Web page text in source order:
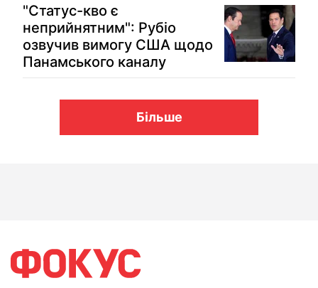
"Статус-кво є
неприйнятним": Рубіо
озвучив вимогу США щодо
Панамського каналу
Більше